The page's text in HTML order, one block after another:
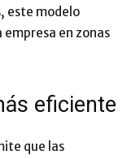
este modelo
en zonas
eficiente
que las